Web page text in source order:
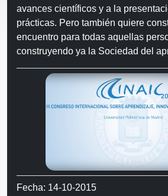
avances científicos y a la
prácticas. Pero también quiere
encuentro para todas aquellas
construyendo ya la Sociedad del
Fecha: 14-10-2015